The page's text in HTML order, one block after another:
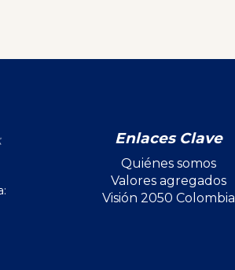
Enlaces Clave
Quiénes somos
Valores agregados
Visión 2050 Colombia